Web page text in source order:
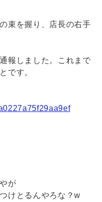
束を握り、店長の右手
報しました。これまで
です。
が
けとるんやろな？w